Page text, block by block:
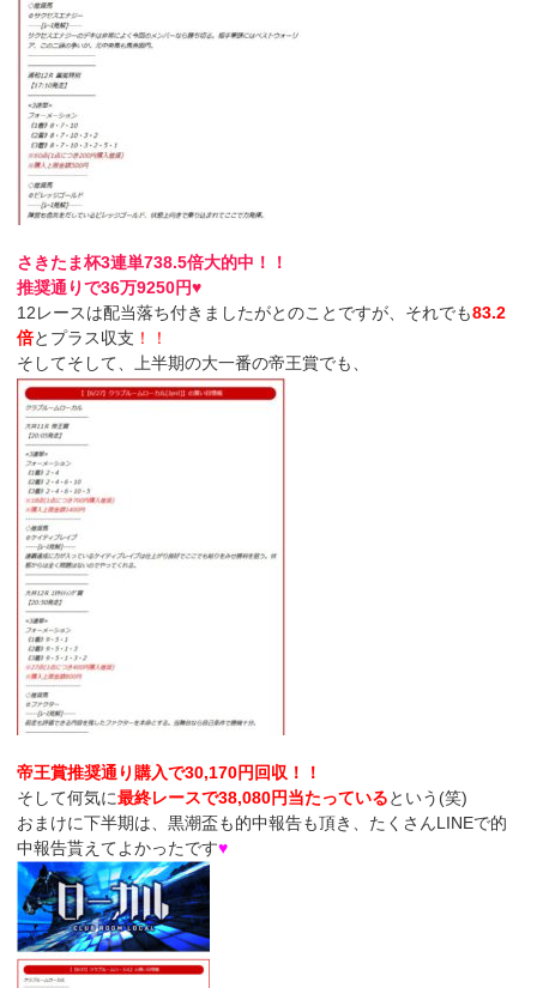
さきたま杯3連単738.5倍大的中！！
推奨通りで36万9250円♥
12レースは配当落ち付きましたがとのことですが、それでも83.2
倍とプラス収支 ！！
そしてそして、上半期の大一番の帝王賞でも、
帝王賞推奨通り購入で30,170円回収！！
そして何気に最終レースで38,080円当たっているという(笑)
おまけに下半期は、黒潮盃も的中報告も頂き、たくさんLINEで的
中報告貰えてよかったです♥